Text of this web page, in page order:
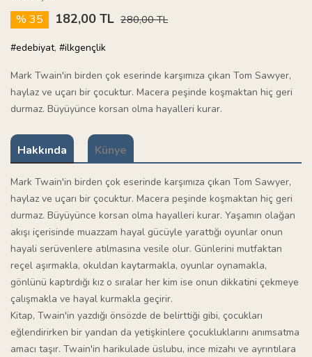
% 35 182,00 TL 280,00 TL
#edebiyat, #ilkgençlik
Mark Twain'in birden çok eserinde karşımıza çıkan Tom Sawyer,
haylaz ve uçarı bir çocuktur. Macera peşinde koşmaktan hiç geri
durmaz. Büyüyünce korsan olma hayalleri kurar.
Hakkında Künye
Mark Twain'in birden çok eserinde karşımıza çıkan Tom Sawyer,
haylaz ve uçarı bir çocuktur. Macera peşinde koşmaktan hiç geri
durmaz. Büyüyünce korsan olma hayalleri kurar. Yaşamın olağan
akışı içerisinde muazzam hayal gücüyle yarattığı oyunlar onun
hayali serüvenlere atılmasına vesile olur. Günlerini mutfaktan
reçel aşırmakla, okuldan kaytarmakla, oyunlar oynamakla,
gönlünü kaptırdığı kız o sıralar her kim ise onun dikkatini çekmeye
çalışmakla ve hayal kurmakla geçirir.
Kitap, Twain'in yazdığı önsözde de belirttiği gibi, çocukları
eğlendirirken bir yandan da yetişkinlere çocukluklarını anımsatma
amacı taşır. Twain'in harikulade üslubu, ince mizahı ve ayrıntılara